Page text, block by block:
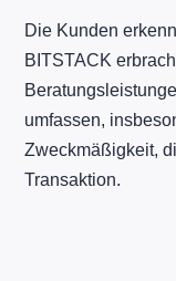
Die Kunden
BITSTACK
umfassen,
Zweckmäßigkeit,
Transaktion.